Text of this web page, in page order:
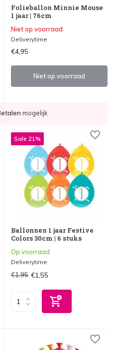
Folieballon Minnie Mouse
1 jaar | 76cm
Niet op voorraad
Deliverytime
€4,95
Niet op voorraad
morgen bezorgd
Sale 21%
Ballonnen 1 jaar Festive
Colors 30cm | 6 stuks
Op voorraad
Deliverytime
€1,95 €1,55